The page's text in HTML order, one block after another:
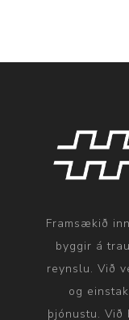
Framsækið
byggir á
reynslu. Við
og
þjónustu.